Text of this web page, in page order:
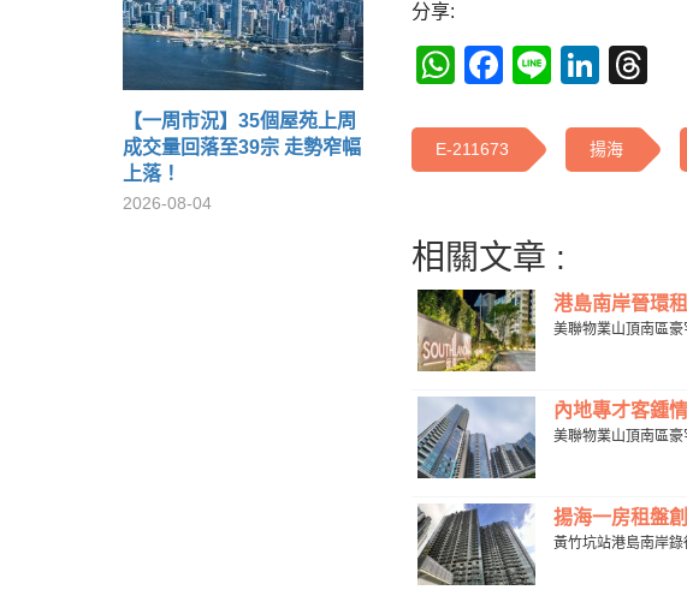
【一周市況】35個屋苑上周
成交量回落至39宗 走勢窄幅
上落！
2026-08-04
分享:
WhatsApp
Facebook
Line
E-211673 揚海
相關文章 :
港島南岸晉環
美聯物業山頂南區
內地專才客鍾
美聯物業山頂南區
揚海一房租盤
黃竹坑站港島南岸